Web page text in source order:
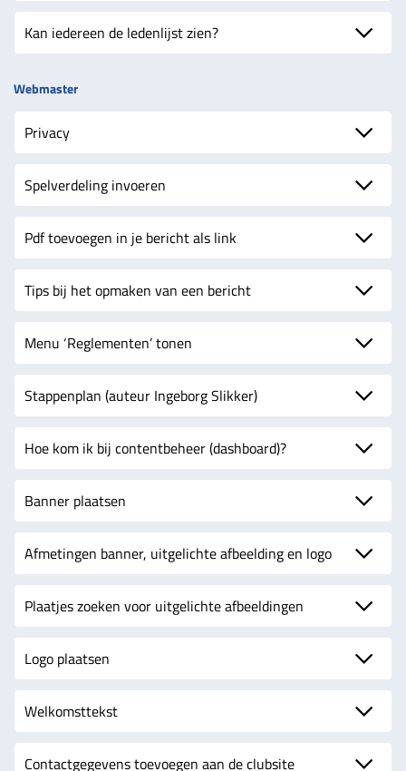
Kan iedereen de ledenlijst zien?
Webmaster
Privacy
Spelverdeling invoeren
Pdf toevoegen in je bericht als link
Tips bij het opmaken van een bericht
Menu ‘Reglementen’ tonen
Stappenplan (auteur Ingeborg Slikker)
Hoe kom ik bij contentbeheer (dashboard)?
Banner plaatsen
Afmetingen banner, uitgelichte afbeelding en logo
Plaatjes zoeken voor uitgelichte afbeeldingen
Logo plaatsen
Welkomsttekst
Contactgegevens toevoegen aan de clubsite